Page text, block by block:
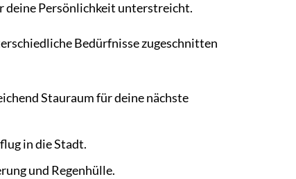
deine Persönlichkeit unterstreicht.
Bedürfnisse zugeschnitten
Stauraum für deine nächste
in die Stadt.
und Regenhülle.